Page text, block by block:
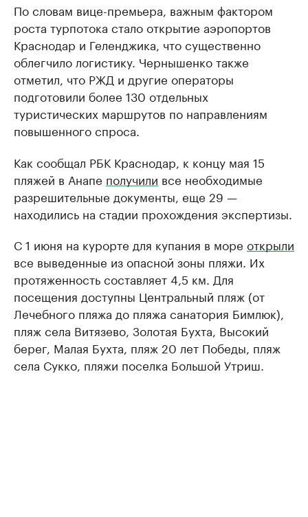
По словам вице-премьера, важным фактором
роста турпотока стало открытие аэропортов
Краснодар и Геленджика, что существенно
облегчило логистику. Чернышенко также
отметил, что РЖД и другие операторы
подготовили более 130 отдельных
туристических маршрутов по направлениям
повышенного спроса.
Как сообщал РБК Краснодар, к концу мая 15
пляжей в Анапе получили все необходимые
разрешительные документы, еще 29 —
находились на стадии прохождения экспертизы.
С 1 июня на курорте для купания в море открыли
все выведенные из опасной зоны пляжи. Их
протяженность составляет 4,5 км. Для
посещения доступны Центральный пляж (от
Лечебного пляжа до пляжа санатория Бимлюк),
пляж села Витязево, Золотая Бухта, Высокий
берег, Малая Бухта, пляж 20 лет Победы, пляж
села Сукко, пляжи поселка Большой Утриш.